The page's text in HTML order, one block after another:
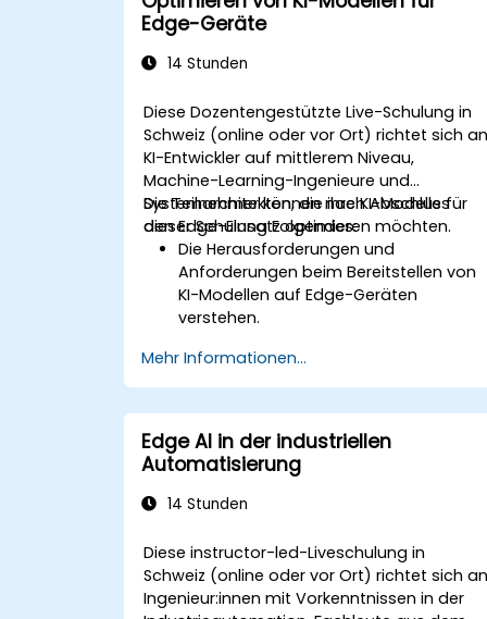
Edge-Geräte
14 Stunden
Diese Dozentengestützte Live-Schulung in
Schweiz (online oder vor Ort) richtet sich an
KI-Entwickler auf mittlerem Niveau,
Machine-Learning-Ingenieure und
Systemarchitekten, die ihre KI-Modelle für
den Edge-Einsatz optimieren möchten.
Die Teilnehmer können nach Abschluss
dieser Schulung Folgendes:
Die Herausforderungen und
Anforderungen beim Bereitstellen von
KI-Modellen auf Edge-Geräten
verstehen.
anwenden, um die Grösse und
Komplexität von KI-Modellen zu
reduzieren.
Quasiungsverfahren nutzen, um die
Effizienz der Modelle auf Edge-
Hardware zu steigern.
Pruning und weitere
implementieren, um die Modellleistung
zu verbessern.
Optimierte KI-Modelle auf
verschiedenen Edge-Geräten
Mehr Informationen...
Edge AI in der industriellen
Automatisierung
14 Stunden
Diese instructor-led-Liveschulung in
Schweiz (online oder vor Ort) richtet sich an
Ingenieur:innen mit Vorkenntnissen in der